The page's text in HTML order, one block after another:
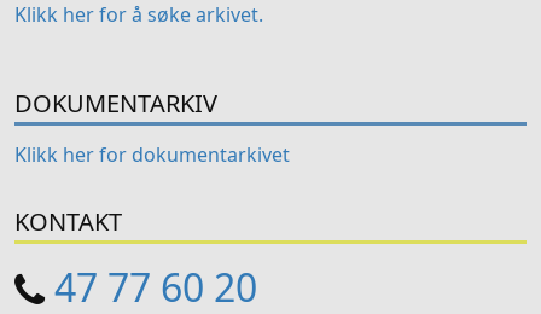
Klikk her for å søke arkivet.
DOKUMENTARKIV
Klikk her for dokumentarkivet
KONTAKT
47 77 60 20